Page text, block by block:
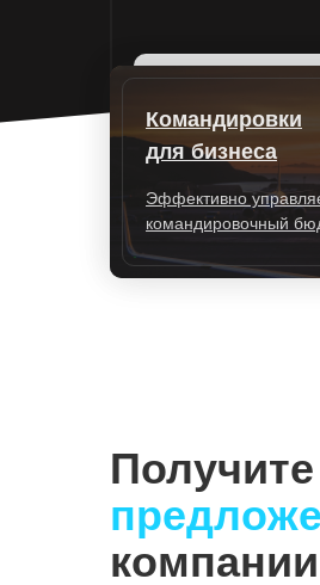
Командировки
для бизнеса
Эффективно
командировочный
Получите
компании